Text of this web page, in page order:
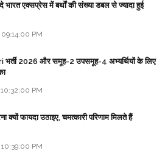
भारत एक्सप्रेस में बर्थों की संख्या डबल से ज्यादा हुई
PM
2026 और समूह-2 उपसमूह-4 अभ्यर्थियों के लिए
PM
क्यों फायदा उठाइए, चमत्कारी परिणाम मिलते हैं
PM